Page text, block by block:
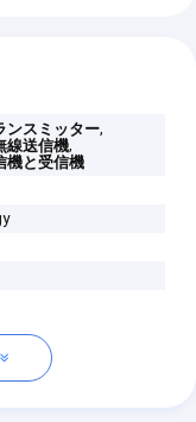
ンスミッター,
線送信機,
機と受信機